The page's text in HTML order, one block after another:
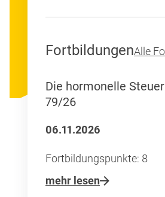
FortbildungenAlle
Die hormonelle
79/26
06.11.2026
Fortbildungspunkte: 8
mehr lesen